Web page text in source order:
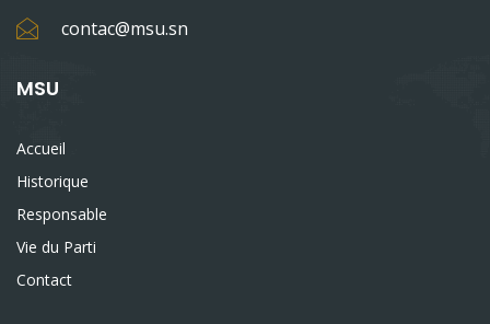
contac@msu.sn
MSU
Accueil
Historique
Responsable
Vie du Parti
Contact